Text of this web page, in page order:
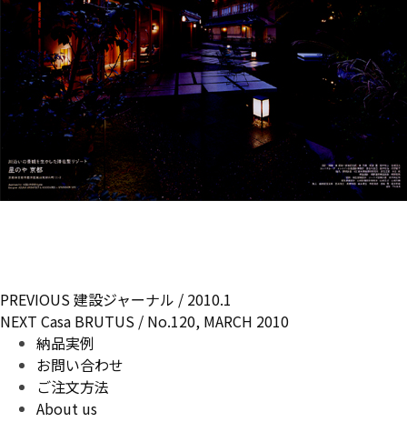
投
稿
ナ
ビ
ゲ
PREVIOUSPrevious
post:
建設ジャーナル / 2010.1
NEXT Next
post:
Casa BRUTUS / No.120, MARCH 2010
納品実例
お問い合わせ
ご注文方法
About us